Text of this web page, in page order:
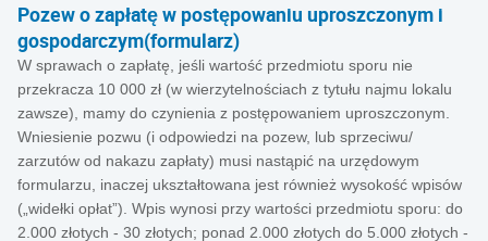
Pozew o zapłatę w postępowaniu uproszczonym i
gospodarczym(formularz)
W sprawach o zapłatę, jeśli wartość przedmiotu sporu nie
przekracza 10 000 zł (w wierzytelnościach z tytułu najmu lokalu
zawsze), mamy do czynienia z postępowaniem uproszczonym.
Wniesienie pozwu (i odpowiedzi na pozew, lub sprzeciwu/
zarzutów od nakazu zapłaty) musi nastąpić na urzędowym
formularzu, inaczej ukształtowana jest również wysokość wpisów
(„widełki opłat”). Wpis wynosi przy wartości przedmiotu sporu: do
2.000 złotych - 30 złotych; ponad 2.000 złotych do 5.000 złotych -